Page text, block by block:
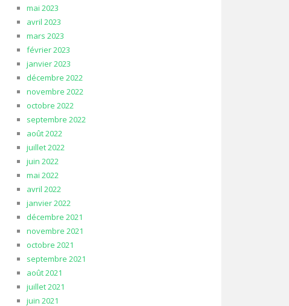
mai 2023
avril 2023
mars 2023
février 2023
janvier 2023
décembre 2022
novembre 2022
octobre 2022
septembre 2022
août 2022
juillet 2022
juin 2022
mai 2022
avril 2022
janvier 2022
décembre 2021
novembre 2021
octobre 2021
septembre 2021
août 2021
juillet 2021
juin 2021